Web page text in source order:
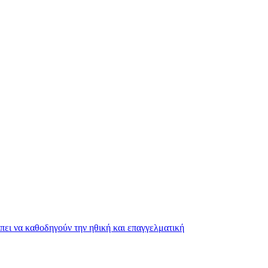
να καθοδηγούν την ηθική και επαγγελματική